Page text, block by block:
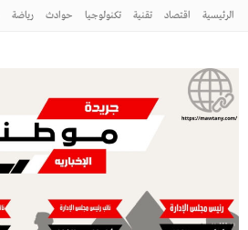
الرئيسية اقتصاد تقنية تكنولوجيا حوادث رياضة